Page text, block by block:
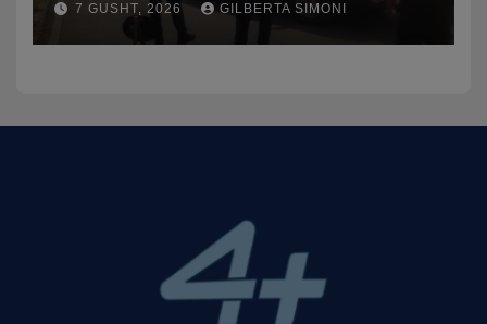
rruga, plagosen 7 persona,
dy në gjendje të rëndë te
7 GUSHT, 2026 GILBERTA SIMONI